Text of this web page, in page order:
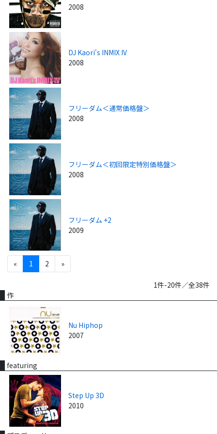
2008
DJ Kaori's INMIX IV
2008
フリーダム＜通常価格盤＞
2008
フリーダム＜初回限定特別価格盤＞
2008
フリーダム +2
2009
« 1 2 »
1件-20件／全38件
作
Nu Hiphop
2007
featuring
Step Up 3D
2010